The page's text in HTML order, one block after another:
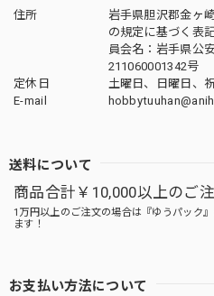
住所
岩手県胆沢郡金ヶ
の規定に基づく
員会名：岩手県公
211060001342号
定休日
土曜日、日曜日、
E-mail
送料について
商品合計￥10,000以上のご
1万円以上のご注文の場合は『ゆうパック
ます！
お支払い方法について